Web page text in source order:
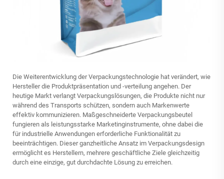
Die Weiterentwicklung der Verpackungstechnologie hat verändert, wie
Hersteller die Produktpräsentation und -verteilung angehen. Der
heutige Markt verlangt Verpackungslösungen, die Produkte nicht nur
während des Transports schützen, sondern auch Markenwerte
effektiv kommunizieren. Maßgeschneiderte Verpackungsbeutel
fungieren als leistungsstarke Marketinginstrumente, ohne dabei die
für industrielle Anwendungen erforderliche Funktionalität zu
beeinträchtigen. Dieser ganzheitliche Ansatz im Verpackungsdesign
ermöglicht es Herstellern, mehrere geschäftliche Ziele gleichzeitig
durch eine einzige, gut durchdachte Lösung zu erreichen.